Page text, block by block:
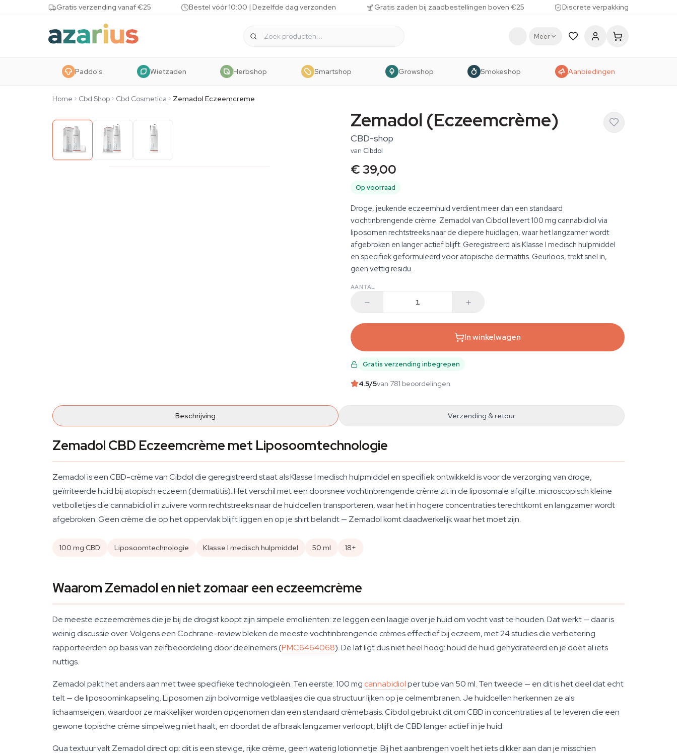
Skip to content Gratis verzending vanaf €25 Bestel vóór 10:00 | Dezelfde dag verzonden Gratis zaden bij zaadbestellingen boven €25 Discrete verpakking
Meer
Paddo's Wietzaden Herbshop Smartshop Growshop Smokeshop Aanbiedingen
Home Cbd Shop Cbd Cosmetica Zemadol Eczeemcreme
Zemadol (Eczeemcrème)
CBD-shop
van Cibdol
€ 39,00
Op voorraad
Droge, jeukende eczeemhuid verdient meer dan een standaard
vochtinbrengende crème. Zemadol van Cibdol levert 100 mg cannabidiol via
liposomen rechtstreeks naar de diepere huidlagen, waar het langzamer wordt
afgebroken en langer actief blijft. Geregistreerd als Klasse I medisch hulpmiddel
en specifiek geformuleerd voor atopische dermatitis. Geurloos, trekt snel in,
geen vettig residu.
AANTAL
In winkelwagen
Gratis verzending inbegrepen
4.5/5van 781 beoordelingen
Beschrijving Verzending & retour
Zemadol CBD Eczeemcrème met Liposoomtechnologie
Zemadol is een CBD-crème van Cibdol die geregistreerd staat als Klasse I medisch hulpmiddel en specifiek ontwikkeld is voor de verzorging van droge,
geïrriteerde huid bij atopisch eczeem (dermatitis). Het verschil met een doorsnee vochtinbrengende crème zit in de liposomale afgifte: microscopisch kleine
vetbolletjes die cannabidiol in zuivere vorm rechtstreeks naar de huidcellen transporteren, waar het in hogere concentraties terechtkomt en langzamer wordt
afgebroken. Geen crème die op het oppervlak blijft liggen en op je shirt belandt — Zemadol komt daadwerkelijk waar het moet zijn.
100 mg CBD Liposoomtechnologie Klasse I medisch hulpmiddel 50 ml 18+
Waarom Zemadol en niet zomaar een eczeemcrème
De meeste eczeemcrèmes die je bij de drogist koopt zijn simpele emolliënten: ze leggen een laagje over je huid om vocht vast te houden. Dat werkt — daar is
weinig discussie over. Volgens een Cochrane-review bleken de meeste vochtinbrengende crèmes effectief bij eczeem, met 24 studies die verbetering
rapporteerden op basis van zelfbeoordeling door deelnemers (PMC6464068). De lat ligt dus niet heel hoog: houd de huid gehydrateerd en je doet al iets
nuttigs.
Zemadol pakt het anders aan met twee specifieke technologieën. Ten eerste: 100 mg cannabidiolper tube van 50 ml. Ten tweede — en dit is het deel dat echt
telt — de liposoominkapseling. Liposomen zijn bolvormige vetblaasjes die qua structuur lijken op je celmembranen. Je huidcellen herkennen ze als
lichaamseigen, waardoor ze makkelijker worden opgenomen dan een standaard crèmebasis. Cibdol gebruikt dit om CBD in concentraties af te leveren die een
gewone topische crème simpelweg niet haalt, en doordat de afbraak langzamer verloopt, blijft de CBD langer actief in je huid.
Qua textuur valt Zemadol direct op: dit is een stevige, rijke crème, geen waterig lotionnetje. Bij het aanbrengen voelt het iets dikker aan dan je misschien